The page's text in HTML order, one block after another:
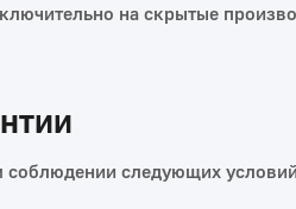
на скрытые
соблюдении следующих